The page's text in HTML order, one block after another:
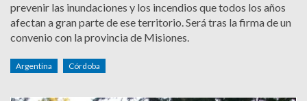
prevenir las inundaciones y los incendios que todos los años
afectan a gran parte de ese territorio. Será tras la firma de un
convenio con la provincia de Misiones.
Argentina Córdoba